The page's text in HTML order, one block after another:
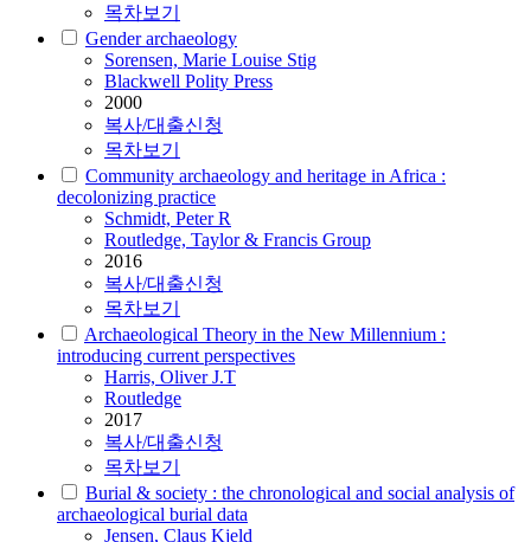
목차보기
Gender archaeology
Sorensen, Marie Louise Stig
Blackwell Polity Press
2000
복사/대출신청
목차보기
Community archaeology and heritage in Africa :
decolonizing practice
Schmidt, Peter R
Routledge, Taylor & Francis Group
2016
복사/대출신청
목차보기
Archaeological Theory in the New Millennium :
introducing current perspectives
Harris, Oliver J.T
Routledge
2017
복사/대출신청
목차보기
Burial & society : the chronological and social analysis of
archaeological burial data
Jensen, Claus Kjeld